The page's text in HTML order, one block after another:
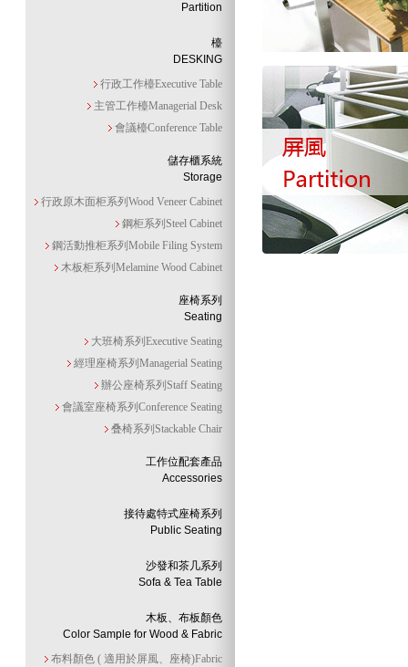
Partition
檯
DESKING
行政工作檯Executive Table
主管工作檯Managerial Desk
會議檯Conference Table
儲存櫃系統
Storage
行政原木面柜系列Wood Veneer Cabinet
鋼柜系列Steel Cabinet
鋼活動推柜系列Mobile Filing System
木板柜系列Melamine Wood Cabinet
座椅系列
Seating
大班椅系列Executive Seating
經理座椅系列Managerial Seating
辦公座椅系列Staff Seating
會議室座椅系列Conference Seating
叠椅系列Stackable Chair
工作位配套產品
Accessories
接待處特式座椅系列
Public Seating
沙發和茶几系列
Sofa & Tea Table
木板、布板顏色
Color Sample for Wood & Fabric
布料顏色 ( 適用於屏風、座椅)Fabric